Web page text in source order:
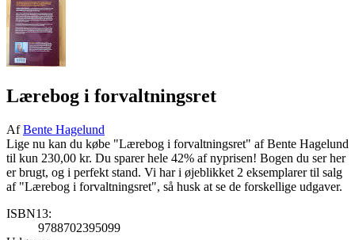
Lærebog i forvaltningsret
AfBente Hagelund
Lige nu kan du købe "Lærebog i forvaltningsret" af Bente Hagelund
til kun 230,00 kr. Du sparer hele 42% af nyprisen! Bogen du ser her
er brugt, og i perfekt stand. Vi har i øjeblikket 2 eksemplarer til salg
af "Lærebog i forvaltningsret", så husk at se de forskellige udgaver.
ISBN13:
9788702395099